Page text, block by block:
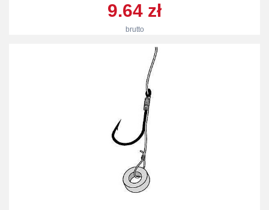
9.64 zł
brutto